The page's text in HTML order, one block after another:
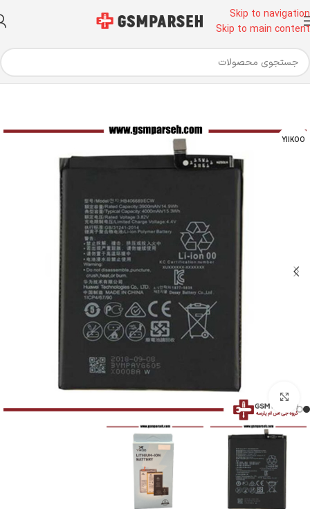
Skip to navigation
Skip to main content
خانه قطعات موبایل باتری باتری هواوی
YIIKOO
بزرگنمایی تصویر